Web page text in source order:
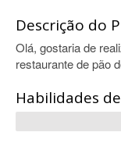
Descrição do
Olá, gostaria de
restaurante de pão
Habilidades